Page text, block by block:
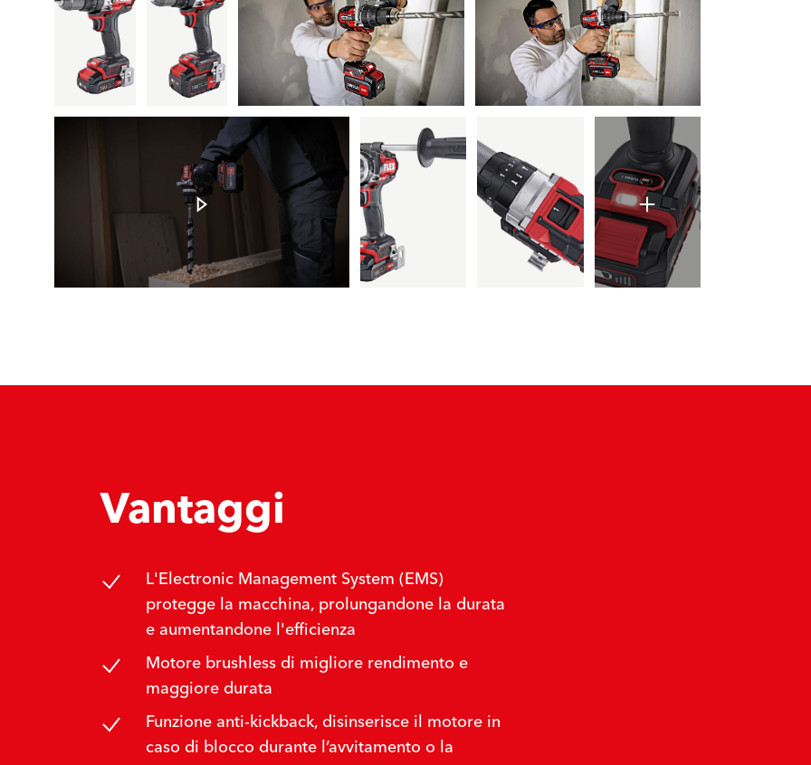
Vantaggi
L'Electronic Management System (EMS)
protegge la macchina, prolungandone la durata
e aumentandone l'efficienza
Motore brushless di migliore rendimento e
maggiore durata
Funzione anti-kickback, disinserisce il motore in
caso di blocco durante l’avvitamento o la